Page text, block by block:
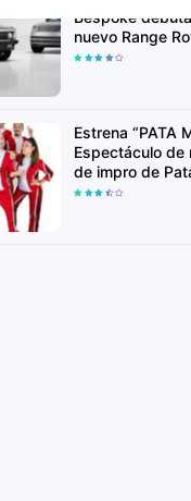
Bespoke
nuevo Range
Ultra en
Estrena “PATA
Espectáculo de
de impro de